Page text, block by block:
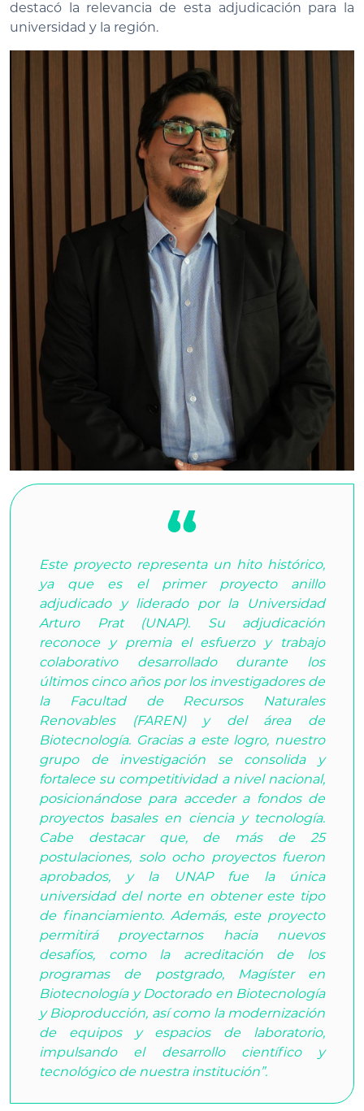
destacó la relevancia de esta adjudicación para la
universidad y la región.
Este proyecto representa un hito histórico,
ya que es el primer proyecto anillo
adjudicado y liderado por la Universidad
Arturo Prat (UNAP). Su adjudicación
reconoce y premia el esfuerzo y trabajo
colaborativo desarrollado durante los
últimos cinco años por los investigadores de
la Facultad de Recursos Naturales
Renovables (FAREN) y del área de
Biotecnología. Gracias a este logro, nuestro
grupo de investigación se consolida y
fortalece su competitividad a nivel nacional,
posicionándose para acceder a fondos de
proyectos basales en ciencia y tecnología.
Cabe destacar que, de más de 25
postulaciones, solo ocho proyectos fueron
aprobados, y la UNAP fue la única
universidad del norte en obtener este tipo
de financiamiento. Además, este proyecto
permitirá proyectarnos hacia nuevos
desafíos, como la acreditación de los
programas de postgrado, Magíster en
Biotecnología y Doctorado en Biotecnología
y Bioproducción, así como la modernización
de equipos y espacios de laboratorio,
impulsando el desarrollo científico y
tecnológico de nuestra institución”.